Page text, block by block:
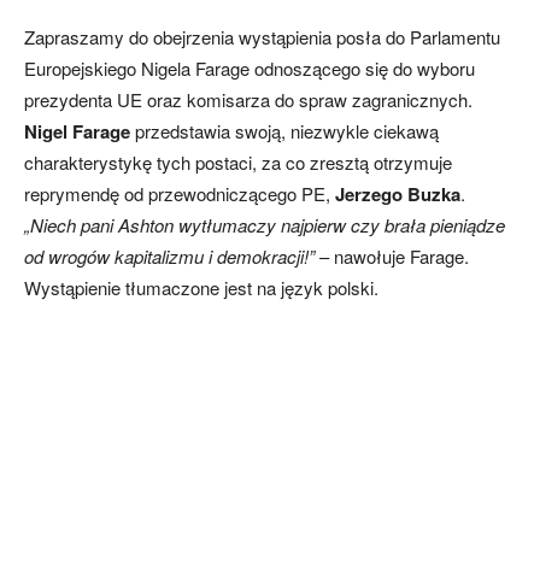
Zapraszamy do obejrzenia wystąpienia posła do Parlamentu
Europejskiego Nigela Farage odnoszącego się do wyboru
prezydenta UE oraz komisarza do spraw zagranicznych.
Nigel Farageprzedstawia swoją, niezwykle ciekawą
charakterystykę tych postaci, za co zresztą otrzymuje
reprymendę od przewodniczącego PE, Jerzego Buzka.
„Niech pani Ashton wytłumaczy najpierw czy brała pieniądze
od wrogów kapitalizmu i demokracji!”– nawołuje Farage.
Wystąpienie tłumaczone jest na język polski.